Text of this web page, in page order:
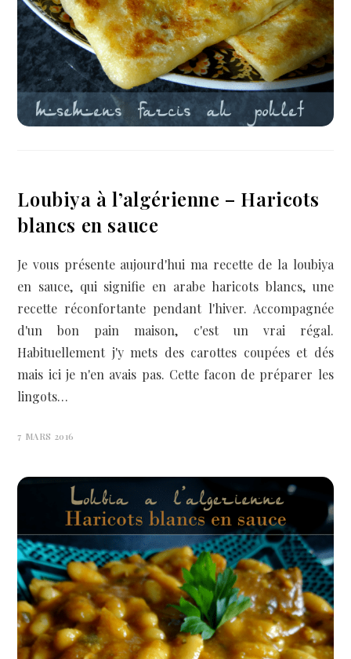
Loubiya à l’algérienne – Haricots
blancs en sauce
Je vous présente aujourd'hui ma recette de la loubiya
en sauce, qui signifie en arabe haricots blancs, une
recette réconfortante pendant l'hiver. Accompagnée
d'un bon pain maison, c'est un vrai régal.
Habituellement j'y mets des carottes coupées et dés
mais ici je n'en avais pas. Cette facon de préparer les
lingots…
7 MARS 2016